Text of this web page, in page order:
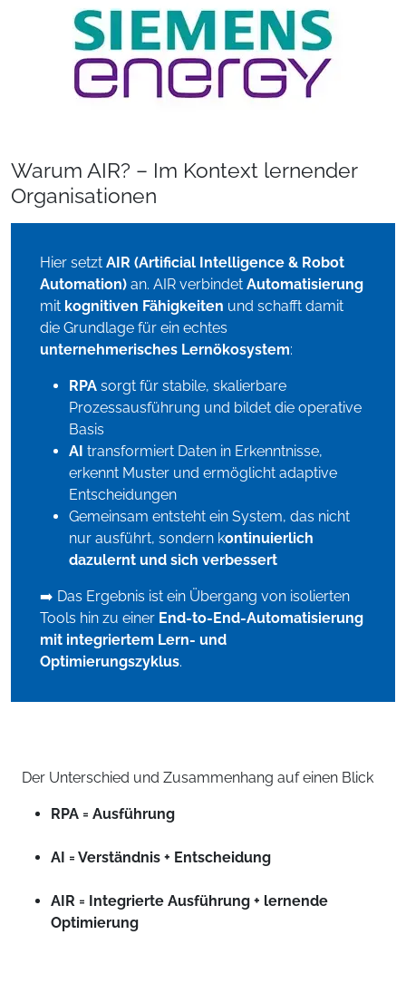
Warum AIR? – Im Kontext lernender
Organisationen
Hier setzt AIR (Artificial Intelligence & Robot
Automation) an. AIR verbindet Automatisierung
mit kognitiven Fähigkeiten und schafft damit
die Grundlage für ein echtes
unternehmerisches Lernökosystem:
RPA sorgt für stabile, skalierbare
Prozessausführung und bildet die operative
Basis
AI transformiert Daten in Erkenntnisse,
erkennt Muster und ermöglicht adaptive
Entscheidungen
Gemeinsam entsteht ein System, das nicht
nur ausführt, sondern kontinuierlich
dazulernt und sich verbessert
➡️ Das Ergebnis ist ein Übergang von isolierten
Tools hin zu einer End-to-End-Automatisierung
mit integriertem Lern- und
Optimierungszyklus.
Der Unterschied und Zusammenhang auf einen Blick
RPA = Ausführung
AI = Verständnis + Entscheidung
AIR = Integrierte Ausführung + lernende
Optimierung